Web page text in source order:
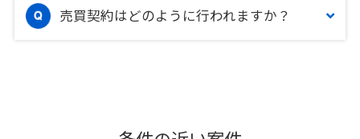
売買契約はどのように行われますか？